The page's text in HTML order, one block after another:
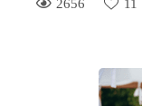
2656 11